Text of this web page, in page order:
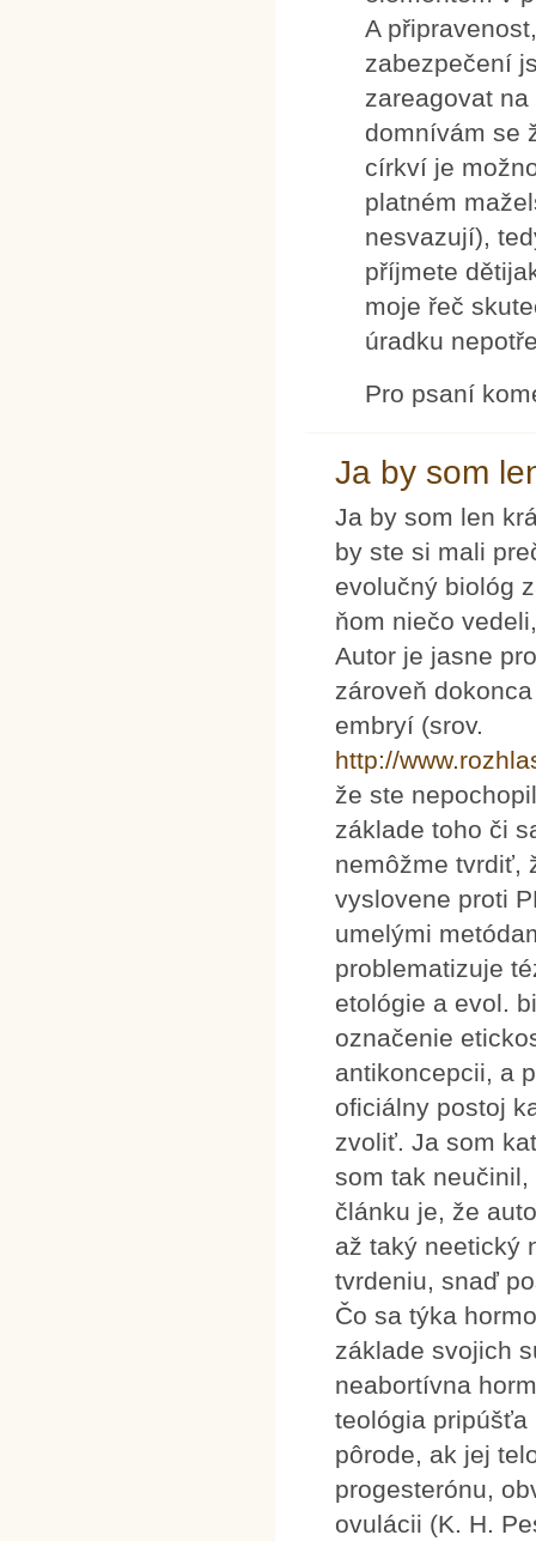
A
zabezpečení
zareagovat
domnívám se
církví je
platném
nesvazují),
příjmete
moje řeč
úradku
Pro psaní
Ja by som
Ja by som len
by ste si mali
evolučný biológ
ňom niečo
Autor je jasne
zároveň
embryí (srov.
http://
že ste
základe toho či
nemôžme tvrdiť,
vyslovene proti
umelými
problematizuje
etológie a evol.
označenie
antikoncepcii, a
oficiálny postoj
zvoliť. Ja som
som tak
článku je, že
až taký neetický
tvrdeniu, snaď
Čo sa týka
základe svojich
neabortívna
teológia pripúšťa
pôrode, ak jej
progesterónu,
ovulácii (K. H.